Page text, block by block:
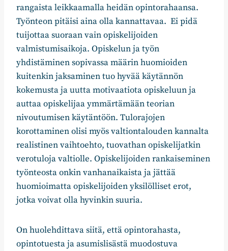
rangaista leikkaamalla heidän opintorahaansa.
Työnteon pitäisi aina olla kannattavaa. Ei pidä
tuijottaa suoraan vain opiskelijoiden
valmistumisaikoja. Opiskelun ja työn
yhdistäminen sopivassa määrin huomioiden
kuitenkin jaksaminen tuo hyvää käytännön
kokemusta ja uutta motivaatiota opiskeluun ja
auttaa opiskelijaa ymmärtämään teorian
nivoutumisen käytäntöön. Tulorajojen
korottaminen olisi myös valtiontalouden kannalta
realistinen vaihtoehto, tuovathan opiskelijatkin
verotuloja valtiolle. Opiskelijoiden rankaiseminen
työnteosta onkin vanhanaikaista ja jättää
huomioimatta opiskelijoiden yksilölliset erot,
jotka voivat olla hyvinkin suuria.
On huolehdittava siitä, että opintorahasta,
opintotuesta ja asumislisästä muodostuva